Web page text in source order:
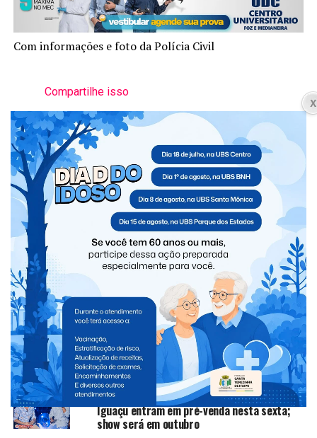
Com informações e foto da Polícia Civil
Compartilhe isso
TÓPICOS RELACIONADOS: NEW
NÃO PERCA
Suspeito de furto é preso após invadir loja de
perfumaria durante a madrugada em Santa Terezinha de
Itaipu
VOCÊ PODE GOSTAR
Novo transporte coletivo de Foz prevê mais
ônibus, novas linhas e tarifa de R$ 6;
audiência reúne críticas e sugestões da
população
Ingressos para Henrique & Juliano em Foz do
Iguaçu entram em pré-venda nesta sexta;
show será em outubro